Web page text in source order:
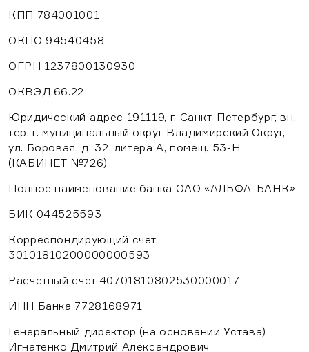
КПП 784001001
ОКПО 94540458
ОГРН 1237800130930
ОКВЭД 66.22
Юридический адрес 191119, г. Санкт-Петербург, вн.
тер. г. муниципальный округ Владимирский Округ,
ул. Боровая, д. 32, литера А, помещ. 53-Н
(КАБИНЕТ №726)
Полное наименование банка ОАО «АЛЬФА-БАНК»
БИК 044525593
Корреспондирующий счет
30101810200000000593
Расчетный счет 40701810802530000017
ИНН Банка 7728168971
Генеральный директор (на основании Устава)
Игнатенко Дмитрий Александрович